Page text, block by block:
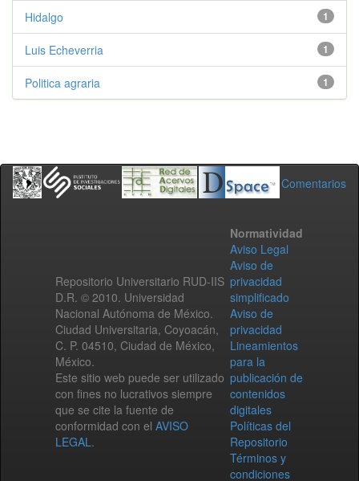
1
Hidalgo
1
Luis Echeverria
1
Politica agraria
Comentarios
Repositorio Universitario RUD-IIS
D.R. © 2010. Universidad
Nacional Autónoma de México.
Ciudad Universitaria, Coyoacán,
C. P. 04510, Ciudad de México,
México.
Este sitio web puede ser utilizado
con fines no lucrativos siempre
que se cite la fuente de
conformidad con el AVISO
LEGAL.
Normatividad
Aviso Legal
Aviso de
privacidad
simplificado
Aviso de
privacidad
Lineamientos
para la
publicación de
contenidos
digitales
Políticas del
Repositorio
Términos y
condiciones